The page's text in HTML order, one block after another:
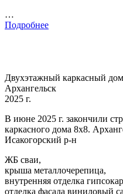
…
Подробнее
Двухэтажный каркасный
Архангельск
2025 г.
В июне 2025 г. закончили
каркасного дома 8х8.
Исакогорский р-н
ЖБ сваи,
крыша металлочерепица,
внутренняя отделка
отделка фасада виниловый